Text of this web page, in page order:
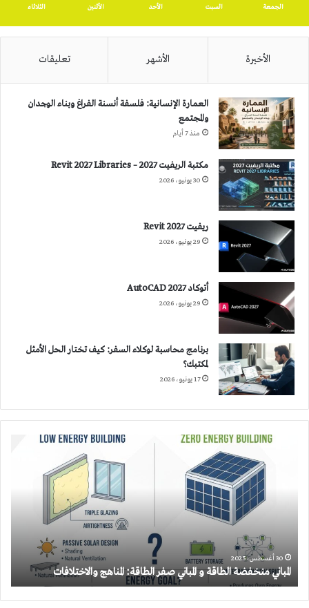
الجمعة السبت الأحد الأثنين الثلاثاء
الأخيرة الأشهر تعليقات
العمارة الإنسانية: فلسفة أنسنة الفراغ وبناء الوجدان
والمجتمع
منذ 7 أيام
مكتبة الريفيت 2027 – Revit 2027 Libraries
30 يونيو، 2026
ريفيت 2027 Revit
29 يونيو، 2026
أتوكاد 2027 AutoCAD
29 يونيو، 2026
برنامج محاسبة لوكلاء السفر: كيف تختار الحل الأمثل
لمكتبك؟
17 يونيو، 2026
والاختلافات
30 أغسطس، 2025
المباني منخفضة الطاقة و المباني صفر الطاقة: المناهج والاختلافات